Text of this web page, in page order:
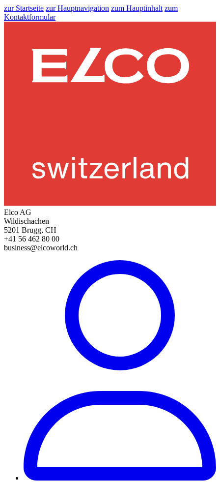
zur Startseite zur Hauptnavigation zum Hauptinhalt zum
Kontaktformular
Elco AG
Wildischachen
5201 Brugg, CH
+41 56 462 80 00
business@elcoworld.ch